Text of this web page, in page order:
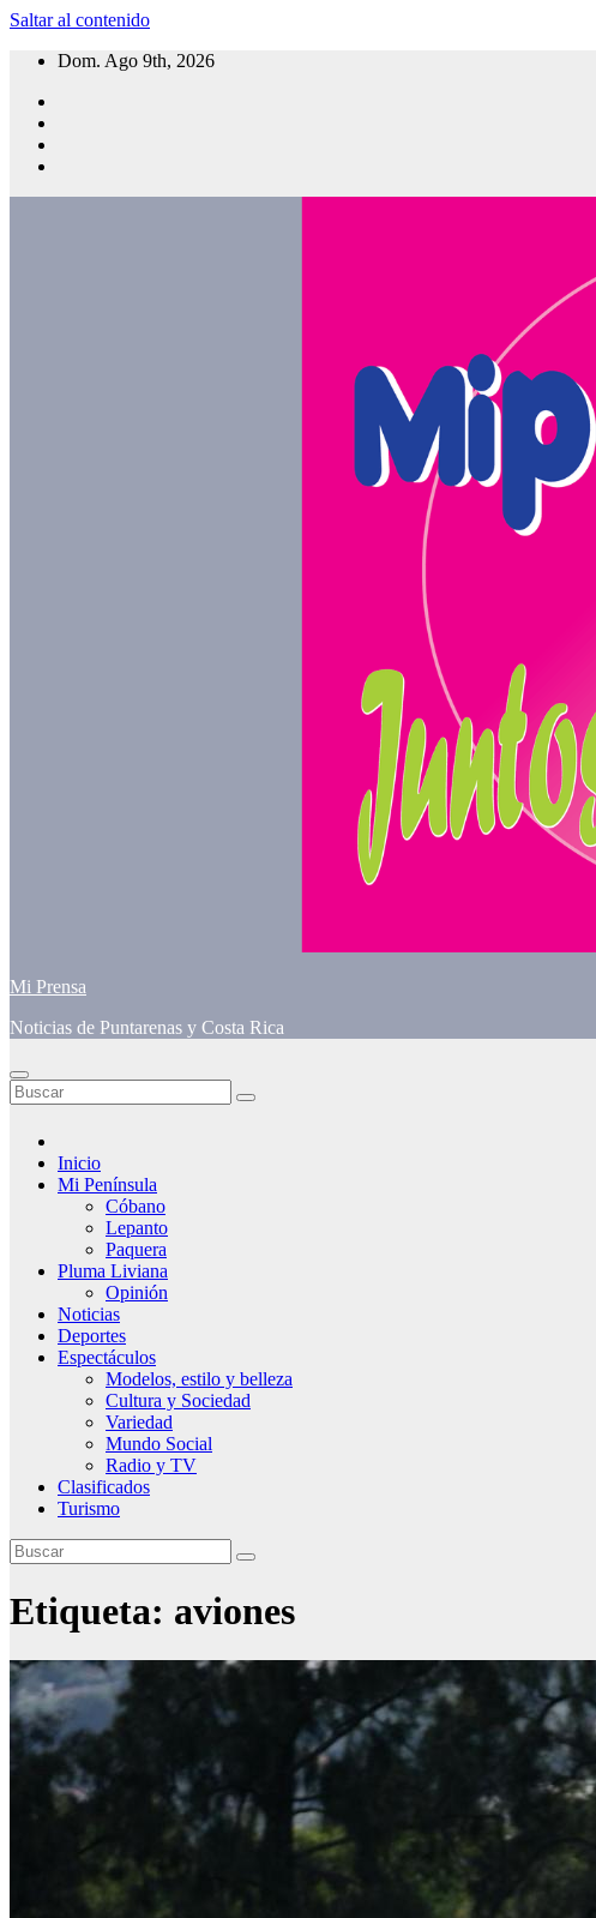
Saltar al contenido
Dom. Ago 9th, 2026
Mi Prensa
Noticias de Puntarenas y Costa Rica
Inicio
Mi Península
Cóbano
Lepanto
Paquera
Pluma Liviana
Opinión
Noticias
Deportes
Espectáculos
Modelos, estilo y belleza
Cultura y Sociedad
Variedad
Mundo Social
Radio y TV
Clasificados
Turismo
Etiqueta: aviones